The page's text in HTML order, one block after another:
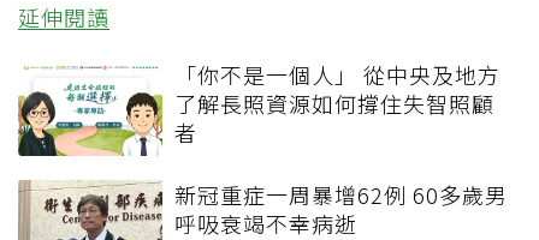
延伸閱讀
「你不是一個人」 從中央及地方
了解長照資源如何撐住失智照顧
者
新冠重症一周暴增62例 60多歲男
呼吸衰竭不幸病逝